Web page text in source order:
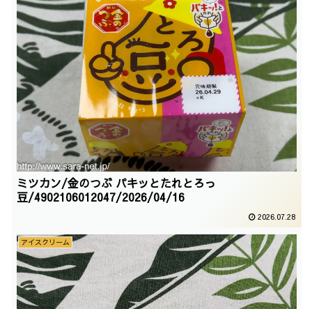
ミツカン/金のつぶ パキッとたれとろっ
豆/4902106012047/2026/04/16
2026.07.28
アイスクリーム